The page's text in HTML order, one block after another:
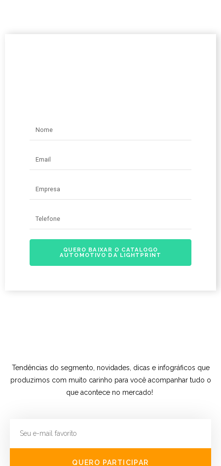
QUERO BAIXAR O CATALOGO
AUTOMOTIVO DA LIGHTPRINT
Tendências do segmento, novidades, dicas e infográficos que
produzimos com muito carinho para você acompanhar tudo o
que acontece no mercado!
QUERO PARTICIPAR